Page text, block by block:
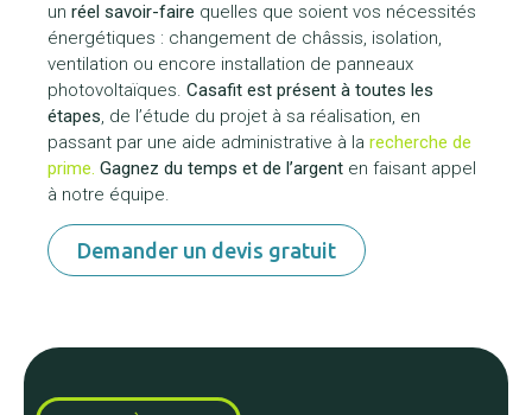
un réel savoir-faire quelles que soient vos nécessités
énergétiques : changement de châssis, isolation,
ventilation ou encore installation de panneaux
photovoltaïques. Casafit est présent à toutes les
étapes, de l’étude du projet à sa réalisation, en
passant par une aide administrative à la recherche de
prime. Gagnez du temps et de l’argent en faisant appel
à notre équipe.
Demander un devis gratuit